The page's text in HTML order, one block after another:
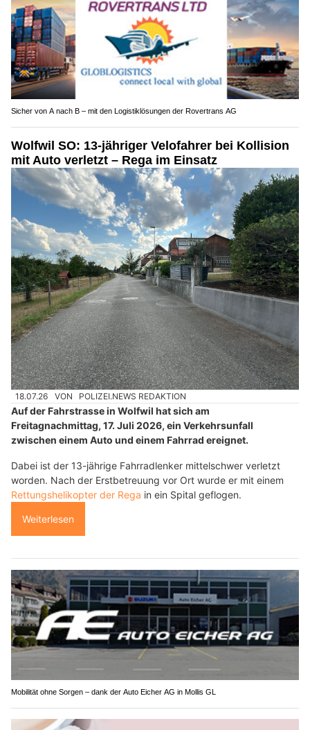
Sicher von A nach B – mit den Logistiklösungen der Rovertrans AG
Wolfwil SO: 13-jähriger Velofahrer bei Kollision
mit Auto verletzt – Rega im Einsatz
18.07.26 VON POLIZEI.NEWS REDAKTION
Auf der Fahrstrasse in Wolfwil hat sich am
Freitagnachmittag, 17. Juli 2026, ein Verkehrsunfall
zwischen einem Auto und einem Fahrrad ereignet.
Dabei ist der 13-jährige Fahrradlenker mittelschwer verletzt
worden. Nach der Erstbetreuung vor Ort wurde er mit einem
Rettungshelikopter der Rega in ein Spital geflogen.
Weiterlesen
Mobilität ohne Sorgen – dank der Auto Eicher AG in Mollis GL